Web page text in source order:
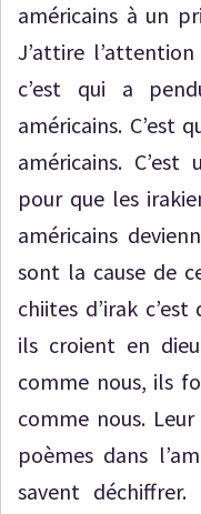
américains à un
J’attire
c’est qui a
américains. C’est
américains.
pour que les
américains
sont la cause de
chiites d’irak
ils croient en
comme nous, ils
comme nous.
poèmes dans
savent